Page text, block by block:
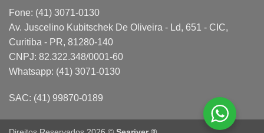
Fone: (41) 3071-0130
Av. Juscelino Kubitschek De Oliveira - Ld, 651 - CIC,
Curitiba - PR, 81280-140
CNPJ: 82.322.348/0001-60
Whatsapp: (41) 3071-0130
SAC: (41) 99870-0189